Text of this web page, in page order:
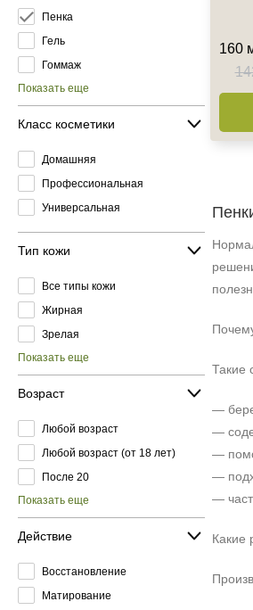
Пенка
Гель
Гоммаж
Показать еще
Класс косметики
Домашняя
Профессиональная
Универсальная
Тип кожи
Все типы кожи
Жирная
Зрелая
Показать еще
Возраст
Любой возраст
Любой возраст (от 18 лет)
После 20
Показать еще
Действие
Восстановление
Матирование
160
Такие
—
—
—
—
—
Какие